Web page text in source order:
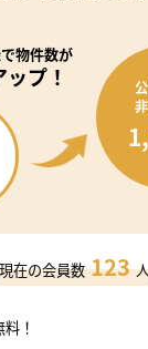
物件数が
プ！
現在の会員数 123
！